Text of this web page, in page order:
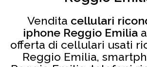
Vendita cellulari
iphone Reggio Emiliaa
offerta di cellulari usati
Reggio Emilia,